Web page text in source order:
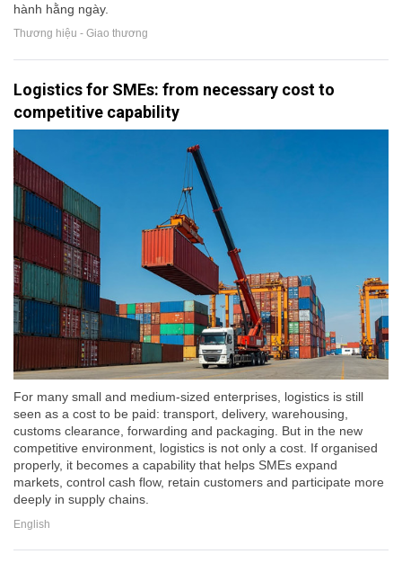
hành hằng ngày.
Thương hiệu - Giao thương
Logistics for SMEs: from necessary cost to
competitive capability
For many small and medium-sized enterprises, logistics is still
seen as a cost to be paid: transport, delivery, warehousing,
customs clearance, forwarding and packaging. But in the new
competitive environment, logistics is not only a cost. If organised
properly, it becomes a capability that helps SMEs expand
markets, control cash flow, retain customers and participate more
deeply in supply chains.
English